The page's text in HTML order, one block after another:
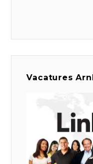
Vacatures